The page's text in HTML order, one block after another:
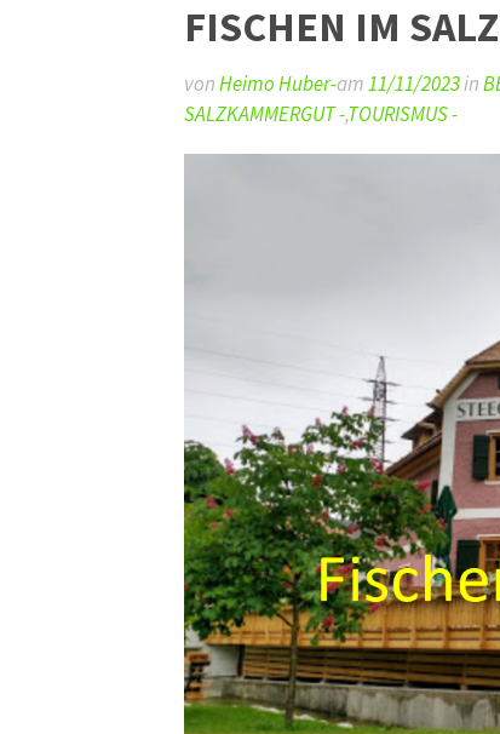
FISCHEN IM
vonHeimo Huber-am11/11/2023in
SALZKAMMERGUT -,TOURISMUS -